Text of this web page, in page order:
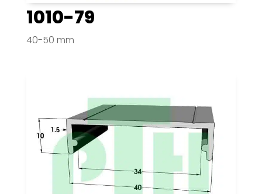
1010-79
40-50 mm